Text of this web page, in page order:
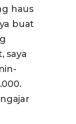
haus
buat
saya